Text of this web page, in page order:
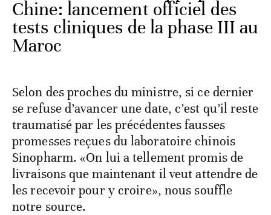
Chine: lancement officiel des
tests cliniques de la phase III au
Maroc
Selon des proches du ministre, si ce dernier
se refuse d’avancer une date, c’est qu’il reste
traumatisé par les précédentes fausses
promesses reçues du laboratoire chinois
Sinopharm. «On lui a tellement promis de
livraisons que maintenant il veut attendre de
les recevoir pour y croire», nous souffle
notre source.